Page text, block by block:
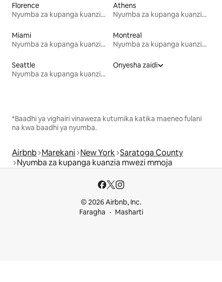
Florence
Nyumba za kupanga kuanzia mwezi mmoja
Athens
Nyumba za kupanga kuanzia mwezi mmoja
Miami
Nyumba za kupanga kuanzia mwezi mmoja
Montreal
Nyumba za kupanga kuanzia mwezi mmoja
Seattle
Nyumba za kupanga kuanzia mwezi mmoja
Onyesha zaidi
*Baadhi ya vighairi vinaweza kutumika katika maeneo fulani
na kwa baadhi ya nyumba.
Airbnb Marekani New York Saratoga County
Nyumba za kupanga kuanzia mwezi mmoja
© 2026 Airbnb, Inc.
Faragha
Masharti